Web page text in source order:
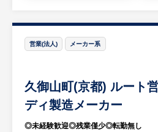
・業界未経験歓迎で
の方を求められてい
営業(法人) メーカー系
久御山町(京都) ルート
ディ製造メーカー
◎未経験歓迎◎残業僅少◎転勤無し